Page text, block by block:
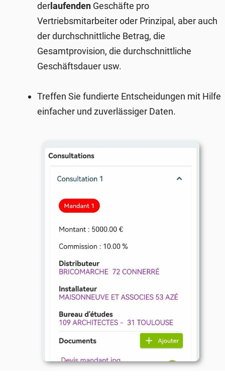
derlaufenden Geschäfte pro
Vertriebsmitarbeiter oder Prinzipal, aber auch
der durchschnittliche Betrag, die
Gesamtprovision, die durchschnittliche
Geschäftsdauer usw.
Treffen Sie fundierte Entscheidungen mit Hilfe
einfacher und zuverlässiger Daten.